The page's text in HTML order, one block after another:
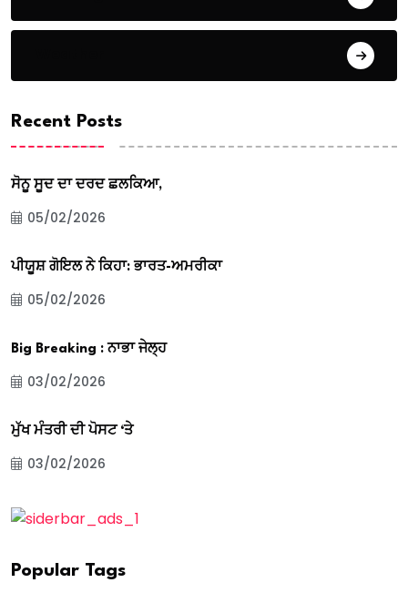
Recent Posts
ਸੋਨੂ ਸੂਦ ਦਾ ਦਰਦ ਛਲਕਿਆ,
05/02/2026
ਪੀਯੂਸ਼ ਗੋਇਲ ਨੇ ਕਿਹਾ: ਭਾਰਤ-ਅਮਰੀਕਾ
05/02/2026
Big Breaking : ਨਾਭਾ ਜੇਲ੍ਹ
03/02/2026
ਮੁੱਖ ਮੰਤਰੀ ਦੀ ਪੋਸਟ ‘ਤੇ
03/02/2026
Popular Tags